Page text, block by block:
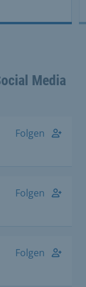
Media
Folgen
Folgen
Folgen